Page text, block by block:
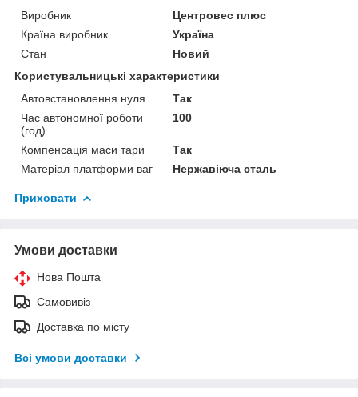
Виробник
Центровес плюс
Країна виробник
Україна
Стан
Новий
Користувальницькі характеристики
Автовстановлення нуля
Так
Час автономної роботи
(год)
100
Компенсація маси тари
Так
Матеріал платформи ваг
Нержавіюча сталь
Приховати
Умови доставки
Нова Пошта
Самовивіз
Доставка по місту
Всі умови доставки